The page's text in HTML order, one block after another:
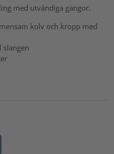
med utvändiga gängor.
kolv och kropp med